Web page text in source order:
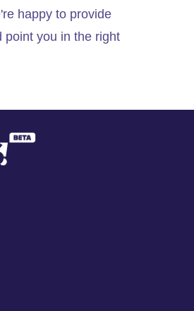
happy to provide
point you in the right